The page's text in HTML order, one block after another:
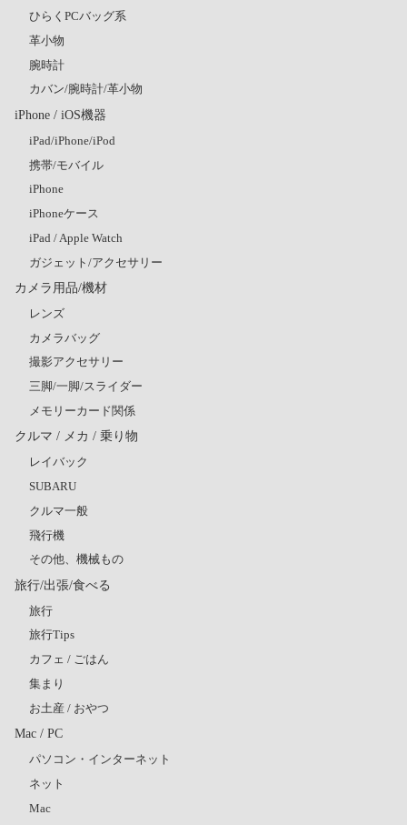
ひらくPCバッグ系
革小物
腕時計
カバン/腕時計/革小物
iPhone / iOS機器
iPad/iPhone/iPod
携帯/モバイル
iPhone
iPhoneケース
iPad / Apple Watch
ガジェット/アクセサリー
カメラ用品/機材
レンズ
カメラバッグ
撮影アクセサリー
三脚/一脚/スライダー
メモリーカード関係
クルマ / メカ / 乗り物
レイバック
SUBARU
クルマ一般
飛行機
その他、機械もの
旅行/出張/食べる
旅行
旅行Tips
カフェ / ごはん
集まり
お土産 / おやつ
Mac / PC
パソコン・インターネット
ネット
Mac